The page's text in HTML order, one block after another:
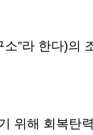
소”라 한다)의
위해 회복탄